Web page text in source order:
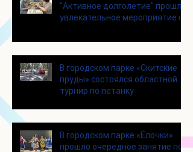
"Активное долголетие" прошло
увлекательное мероприятие с
играми
В городском парке «Скитские
пруды» состоялся областной
турнир по петанку
В городском парке «Ёлочки»
прошло очередное занятие по